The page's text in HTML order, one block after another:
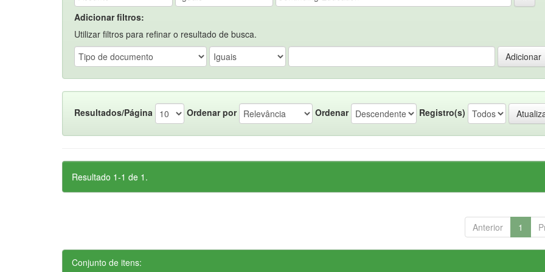
Adicionar filtros:
Utilizar filtros para refinar o resultado de busca.
Resultados/Página Ordenar por Ordenar Registro(s)
Resultado 1-1 de 1.
Anterior 1
Conjunto de itens: